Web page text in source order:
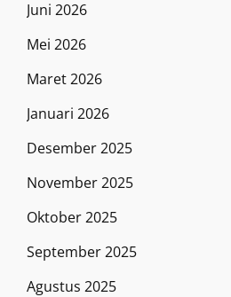
Juni 2026
Mei 2026
Maret 2026
Januari 2026
Desember 2025
November 2025
Oktober 2025
September 2025
Agustus 2025